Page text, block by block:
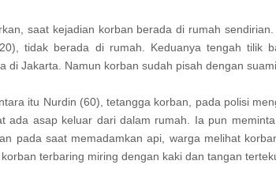
saat kejadian korban berada di rumah
tidak berada di rumah. Keduanya tengah tilik
di Jakarta. Namun korban sudah pisah dengan
itu Nurdin (60), tetangga korban, pada polisi
ada asap keluar dari dalam rumah. Ia pun
pada saat memadamkan api, warga melihat
korban terbaring miring dengan kaki dan tangan